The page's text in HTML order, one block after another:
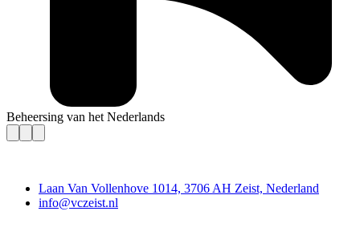
Beheersing van het Nederlands
Laan Van Vollenhove 1014, 3706 AH Zeist, Nederland
info@vczeist.nl